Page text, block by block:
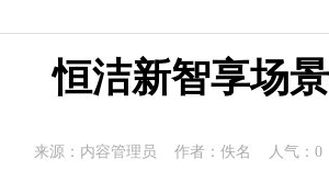
恒洁新智享场
来源：内容管理员 作者：佚名 人气： 0